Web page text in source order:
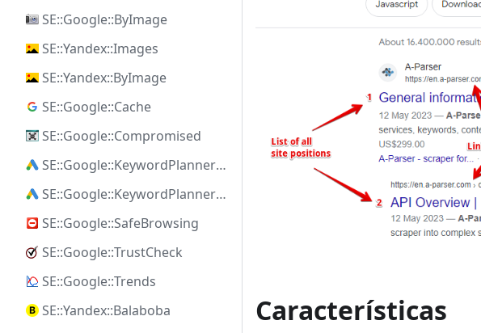
SE::Google::ByImage
SE::Yandex::Images
SE::Yandex::ByImage
SE::Google::Cache
SE::Google::Compromised
SE::Google::KeywordPlanner::Ideas
SE::Google::KeywordPlanner::SearchVolume
SE::Google::SafeBrowsing
SE::Google::TrustCheck
SE::Google::Trends
SE::Yandex::Balaboba
Características